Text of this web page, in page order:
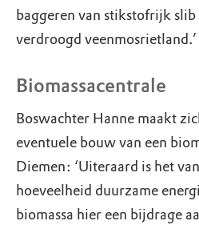
baggeren van stikstofrijk slib
verdroogd veenmosrietland.’
Biomassacentrale
Boswachter Hanne maakt
eventuele bouw van een
Diemen: ‘Uiteraard is het
hoeveelheid duurzame
biomassa hier een bijdrage